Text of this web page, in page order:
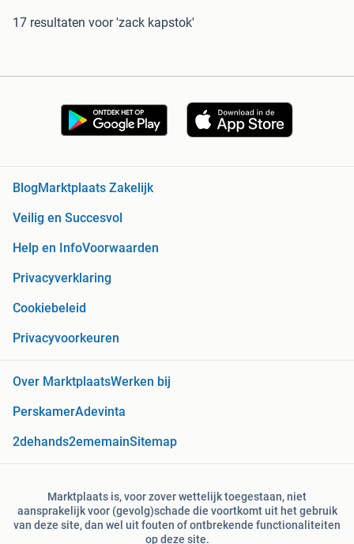
17 resultaten voor 'zack kapstok'
BlogMarktplaats Zakelijk
Veilig en Succesvol
Help en InfoVoorwaarden
Privacyverklaring
Cookiebeleid
Privacyvoorkeuren
Over MarktplaatsWerken bij
PerskamerAdevinta
2dehands2ememainSitemap
Marktplaats is, voor zover wettelijk toegestaan, niet
aansprakelijk voor (gevolg)schade die voortkomt uit het gebruik
van deze site, dan wel uit fouten of ontbrekende functionaliteiten
op deze site.